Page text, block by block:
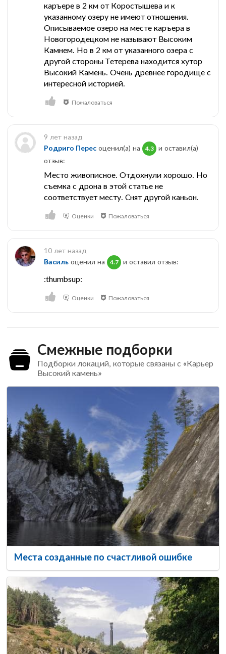
каръере в 2 км от Коростышева и к
указанному озеру не имеют отношения.
Описываемое озеро на месте каръера в
Новогородецком не называют Высоким
Камнем. Но в 2 км от указанного озера с
другой стороны Тетерева находится хутор
Высокий Камень. Очень древнее городище с
интересной историей.
Пожаловаться
9 лет назад
Родриго Перес оценил(а) на 4.3
и оставил(a)
отзыв:
Место живописное. Отдохнули хорошо. Но
съемка с дрона в этой статье не
соответствует месту. Снят другой каньон.
Оценки Пожаловаться
10 лет назад
Василь оценил на 4.7 и оставил отзыв:
:thumbsup:
Оценки Пожаловаться
Смежные подборки
Подборки локаций, которые связаны с «Карьер
Высокий камень»
Места созданные по счастливой ошибке